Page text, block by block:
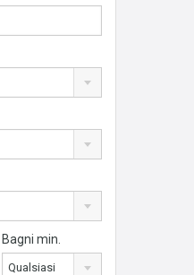
Bagni min.
Qualsiasi